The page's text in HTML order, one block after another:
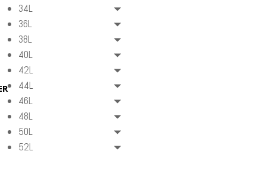
34L
36L
38L
40L
42L
44L
46L
48L
50L
52L